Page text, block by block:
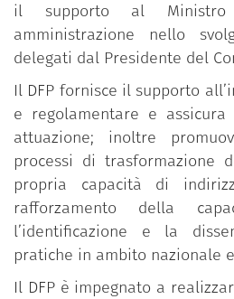
il supporto al
amministrazione nello
delegati dal Presidente del
Il DFP fornisce il supporto
e regolamentare e
attuazione; inoltre
processi di trasformazione
propria capacità di
rafforzamento della
l’identificazione e la
pratiche in ambito nazionale
Il DFP è impegnato a